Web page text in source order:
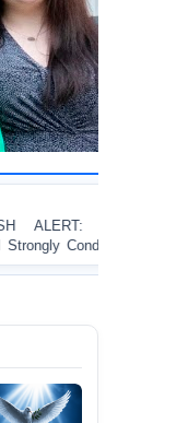
Deep
Charge